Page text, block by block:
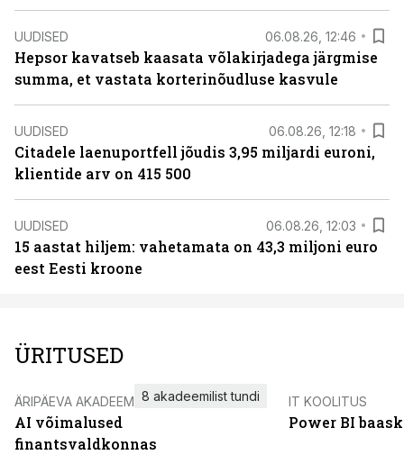
UUDISED 06.08.26, 12:46
Hepsor kavatseb kaasata võlakirjadega järgmise
summa, et vastata korterinõudluse kasvule
UUDISED 06.08.26, 12:18
Citadele laenuportfell jõudis 3,95 miljardi euroni,
klientide arv on 415 500
UUDISED 06.08.26, 12:03
15 aastat hiljem: vahetamata on 43,3 miljoni euro
eest Eesti kroone
ÜRITUSED
ÄRIPÄEVA AKADEEMIA
AI võimalused
finantsvaldkonnas
8 akadeemilist tundi IT KOOLITUS
Power BI